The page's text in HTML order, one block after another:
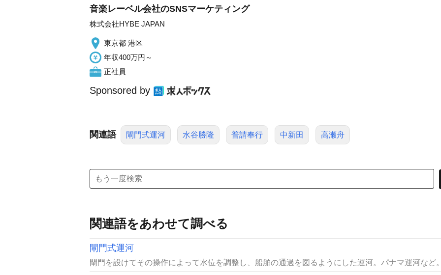
音楽レーベル会社のSNSマーケティング
株式会社HYBE JAPAN
東京都 港区
年収400万円～
正社員
Sponsored by
関連語 閘門式運河 水谷勝隆 普請奉行 中新田 高瀬舟
関連語をあわせて調べる
閘門式運河
閘門を設けてその操作によって水位を調整し、船舶の通過を図るようにした運河。パナマ運河など